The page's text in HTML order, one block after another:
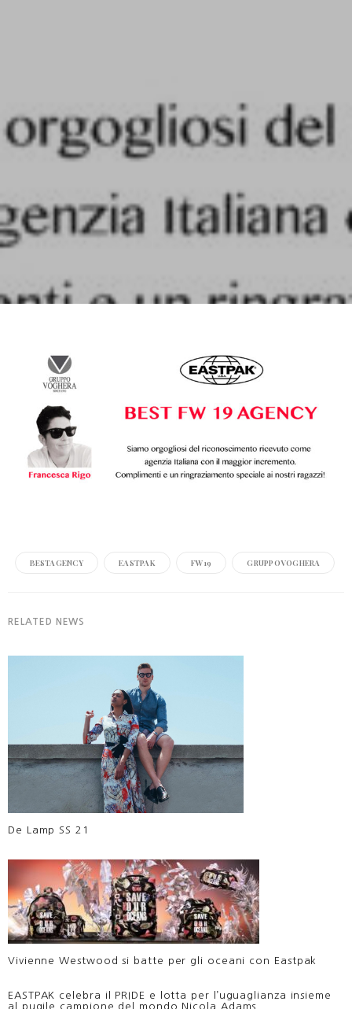
BESTAGENCY EASTPAK FW19 GRUPPOVOGHERA
RELATED NEWS
De Lamp SS 21
Vivienne Westwood si batte per gli oceani con Eastpak
EASTPAK celebra il PRIDE e lotta per l’uguaglianza insieme
al pugile campione del mondo Nicola Adams